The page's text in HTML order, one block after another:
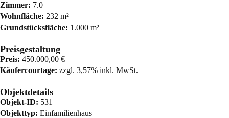
Zimmer: 7.0
Wohnfläche: 232 m²
Grundstücksfläche: 1.000 m²
Preisgestaltung
Preis: 450.000,00 €
Käufercourtage: zzgl. 3,57% inkl. MwSt.
Objektdetails
Objekt-ID: 531
Objekttyp: Einfamilienhaus